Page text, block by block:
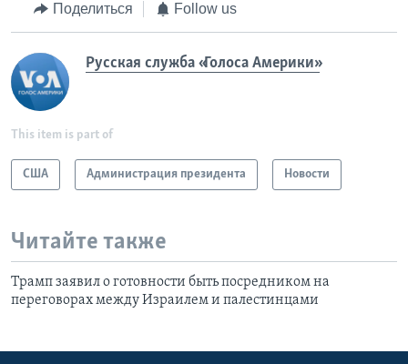
Поделиться Follow us
Русская служба «Голоса Америки»
This item is part of
США Администрация президента Новости
Читайте также
Трамп заявил о готовности быть посредником на
переговорах между Израилем и палестинцами